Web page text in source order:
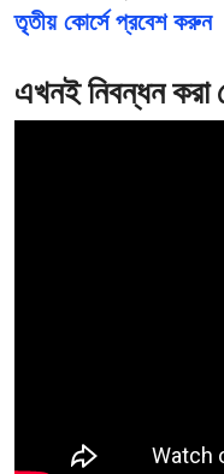
তৃতীয় কোর্সে প্রবেশ করুন
এখনই নিবন্ধন করা